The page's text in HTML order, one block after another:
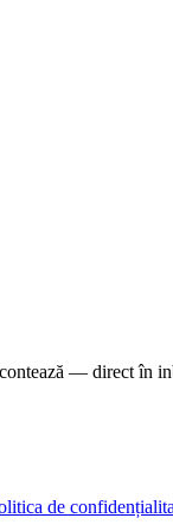
— direct în
de